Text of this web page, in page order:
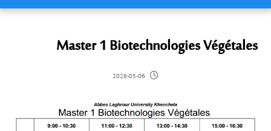
Master 1 Biotechnologies Végétales
2026-05-06